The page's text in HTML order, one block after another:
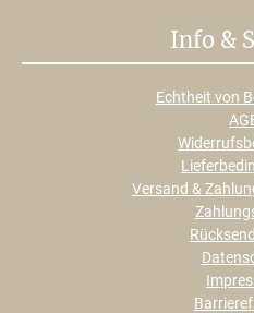
Info &
Echtheit von
Versand &